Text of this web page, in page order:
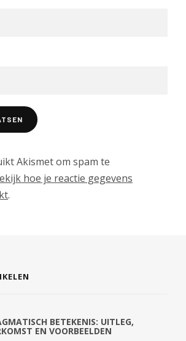
Akismet om spam te
hoe je reactie gegevens
.
BETEKENIS: UITLEG,
EN VOORBEELDEN